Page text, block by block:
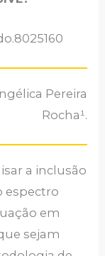
Pereira
Rocha¹.
a inclusão
espectro
em
sejam